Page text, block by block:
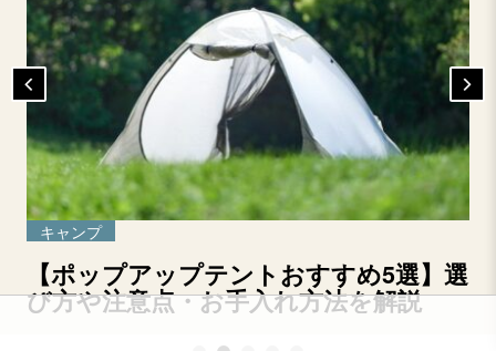
キャンプ
【ポップアップテントおすすめ5選】選
び方や注意点・お手入れ方法を解説